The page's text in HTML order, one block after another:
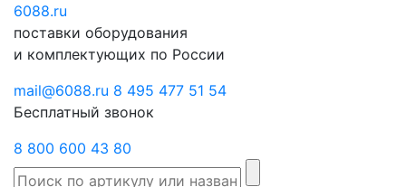
6088.ru
поставки оборудования
и комплектующих по России
mail@6088.ru 8 495 477 51 54
Бесплатный звонок
8 800 600 43 80
Отправить
запрос
звонок